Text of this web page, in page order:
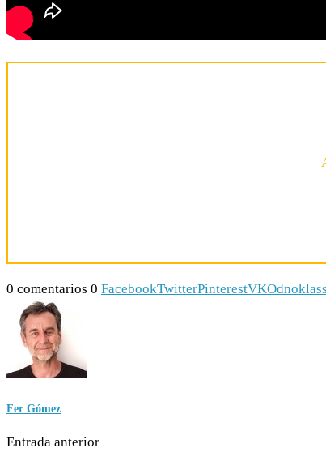
0 comentarios 0 FacebookTwitterPinterestVK
Fer Gómez
Entrada anterior